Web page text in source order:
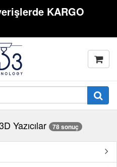
KARGO
Yazıcılar 78 sonuç